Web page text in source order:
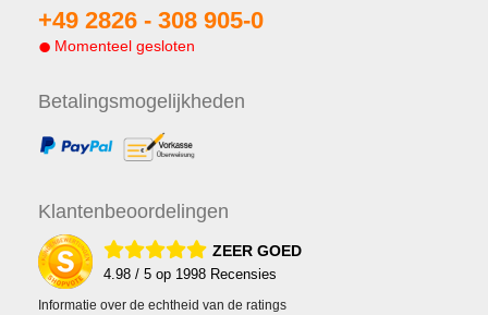
+49 2826 - 308 905-0
Momenteel gesloten
Betalingsmogelijkheden
Klantenbeoordelingen
ZEER GOED
4.98 / 5 op 1998 Recensies
Informatie over de echtheid van de ratings